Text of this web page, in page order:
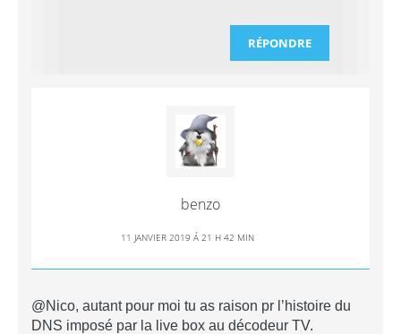
RÉPONDRE
benzo
11 JANVIER 2019 Á 21 H 42 MIN
@Nico, autant pour moi tu as raison pr l’histoire du
DNS imposé par la live box au décodeur TV.